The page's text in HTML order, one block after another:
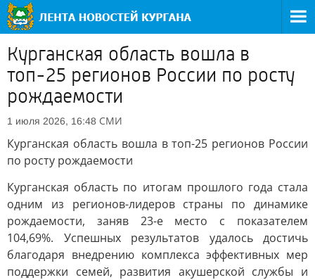
Курганская область вошла в
топ-25 регионов России по росту
рождаемости
1 июля 2026, 16:48 СМИ
Курганская область вошла в топ-25 регионов России
по росту рождаемости
Курганская область по итогам прошлого года стала
одним из регионов-лидеров страны по динамике
рождаемости, заняв 23-е место с показателем
104,69%. Успешных результатов удалось достичь
благодаря внедрению комплекса эффективных мер
поддержки семей, развития акушерской службы и